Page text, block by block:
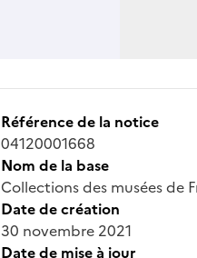
Référence de la notice
04120001668
Nom de la base
Collections des musées de
Date de création
30 novembre 2021
Date de mise à jour